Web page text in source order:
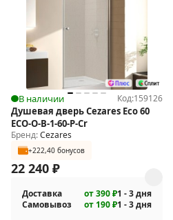
Инструкция.
В наличии Код:159126
Душевая дверь Cezares Eco 60
ECO-O-B-1-60-P-Cr
Бренд:Cezares
+222,40 бонусов
22 240 ₽
Доставка от 390 ₽1 - 3 дня
Самовывоз
от 190 ₽1 - 3 дня